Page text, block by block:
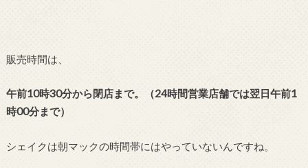
販売時間は、
午前10時30分から閉店まで。（24時間営業店舗では翌日午前1
時00分まで）
シェイクは朝マックの時間帯にはやっていないんですね。